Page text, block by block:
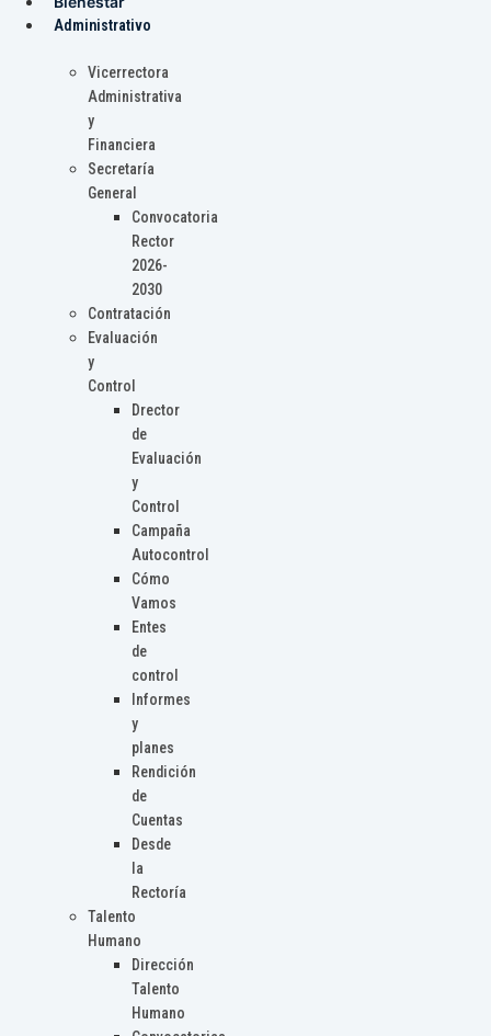
Administrativo
Vicerrectora
Administrativa
y
Financiera
Secretaría
General
Convocatoria
Rector
2026-
2030
Contratación
Evaluación
y
Control
Drector
de
Evaluación
y
Control
Campaña
Autocontrol
Cómo
Vamos
Entes
de
control
Informes
y
planes
Rendición
de
Cuentas
Desde
la
Rectoría
Talento
Humano
Dirección
Talento
Humano